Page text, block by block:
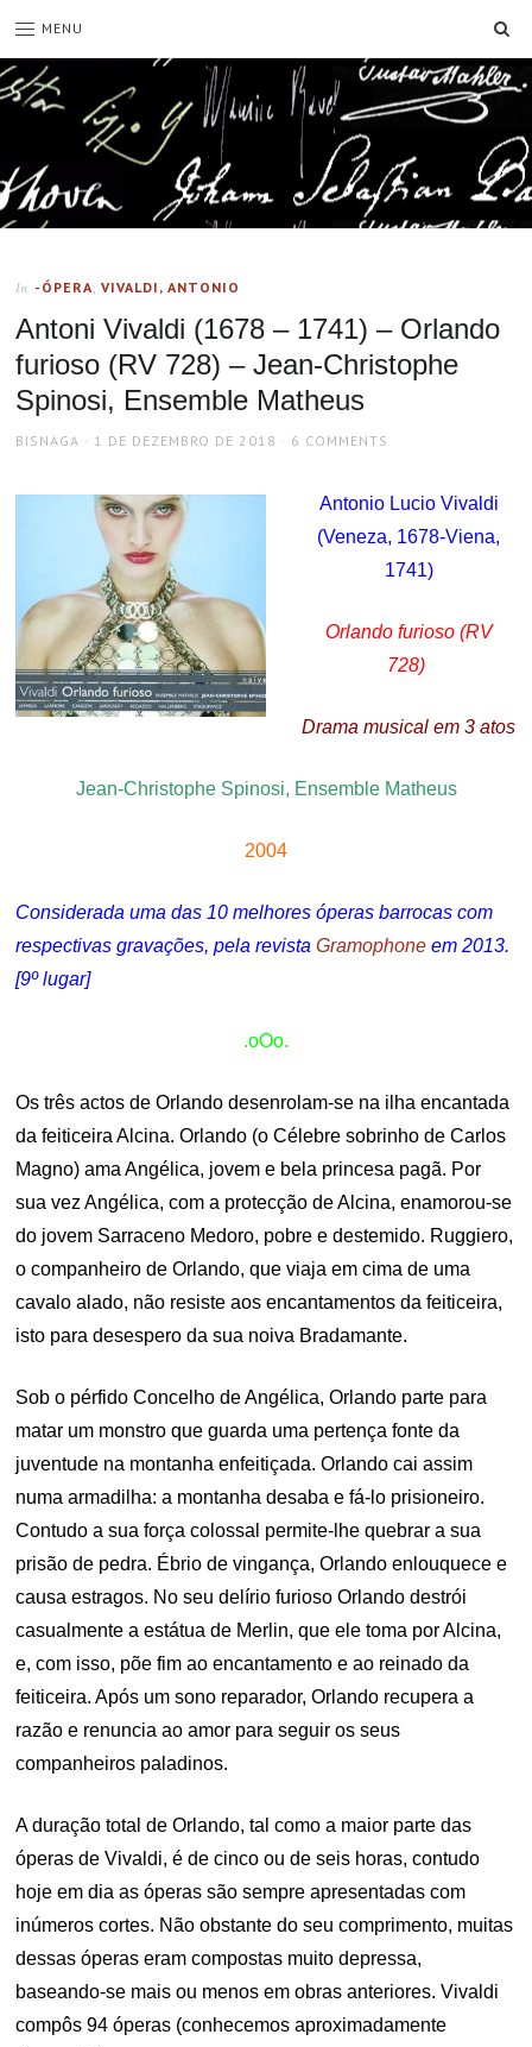
MENU
In -ÓPERA,VIVALDI, ANTONIO
Antoni Vivaldi (1678 – 1741) – Orlando
furioso (RV 728) – Jean-Christophe
Spinosi, Ensemble Matheus
AUTHOR
BISNAGA
POSTED
1 DE DEZEMBRO DE 2018 6 COMMENTS
Antonio Lucio Vivaldi
(Veneza, 1678-Viena,
1741)
Orlando furioso (RV
728)
Drama musical em 3 atos
Jean-Christophe Spinosi, Ensemble Matheus
2004
Considerada uma das 10 melhores óperas barrocas com
respectivas gravações, pela revistaGramophone em 2013.
[9º lugar]
.oOo.
Os três actos de Orlando desenrolam-se na ilha encantada
da feiticeira Alcina. Orlando (o Célebre sobrinho de Carlos
Magno) ama Angélica, jovem e bela princesa pagã. Por
sua vez Angélica, com a protecção de Alcina, enamorou-se
do jovem Sarraceno Medoro, pobre e destemido. Ruggiero,
o companheiro de Orlando, que viaja em cima de uma
cavalo alado, não resiste aos encantamentos da feiticeira,
isto para desespero da sua noiva Bradamante.
Sob o pérfido Concelho de Angélica, Orlando parte para
matar um monstro que guarda uma pertença fonte da
juventude na montanha enfeitiçada. Orlando cai assim
numa armadilha: a montanha desaba e fá-lo prisioneiro.
Contudo a sua força colossal permite-lhe quebrar a sua
prisão de pedra. Ébrio de vingança, Orlando enlouquece e
causa estragos. No seu delírio furioso Orlando destrói
casualmente a estátua de Merlin, que ele toma por Alcina,
e, com isso, põe fim ao encantamento e ao reinado da
feiticeira. Após um sono reparador, Orlando recupera a
razão e renuncia ao amor para seguir os seus
companheiros paladinos.
A duração total de Orlando, tal como a maior parte das
óperas de Vivaldi, é de cinco ou de seis horas, contudo
hoje em dia as óperas são sempre apresentadas com
inúmeros cortes. Não obstante do seu comprimento, muitas
dessas óperas eram compostas muito depressa,
baseando-se mais ou menos em obras anteriores. Vivaldi
compôs 94 óperas (conhecemos aproximadamente